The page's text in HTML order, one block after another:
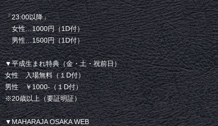
「23:00以降」
女性…1000円（1D付）
男性…1500円（1D付）
▼平成生まれ特典（金・土・祝前日）
女性 入場無料（１D付）
男性 ￥1000-（１D付）
※20歳以上（要証明証）
▼MAHARAJA OSAKA WEB